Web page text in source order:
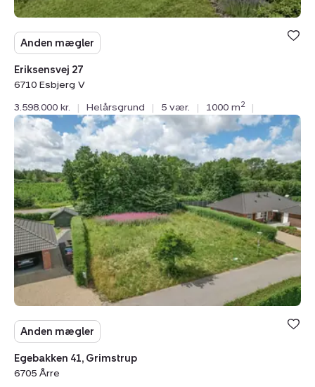
Anden mægler
Eriksensvej 27
6710 Esbjerg V
3.598.000 kr.
| Helårsgrund | 5 vær. | 1000 m2 |
Helårsgrund:
Egebakken
41,
Grimstrup,
6705
Årre
Anden mægler
Egebakken 41, Grimstrup
6705 Årre